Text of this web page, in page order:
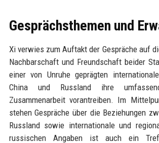
Gesprächsthemen und
Xi verwies zum Auftakt der Gespräche auf
Nachbarschaft und Freundschaft beider
einer von Unruhe geprägten
China und Russland ihre
Zusammenarbeit vorantreiben. Im
stehen Gespräche über die Beziehungen
Russland sowie internationale und
russischen Angaben ist auch ein